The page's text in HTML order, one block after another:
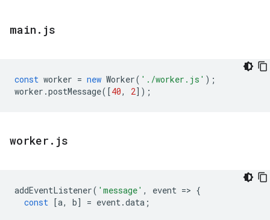
main . js
const worker = new Worker( './worker.js' );
worker .postMessage([40, 2]);
worker . js
addEventListener( 'message' , event => {
const [a, b] = event.data ;